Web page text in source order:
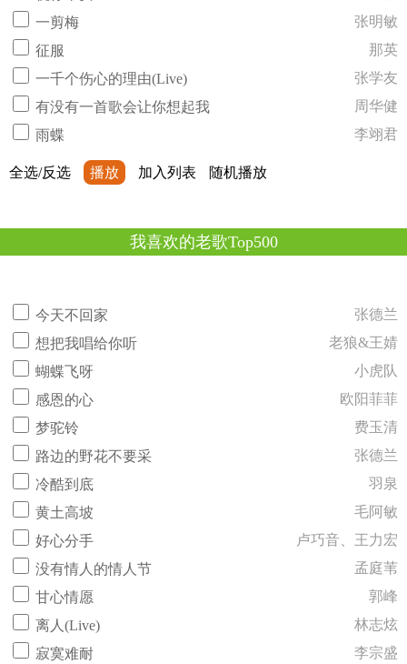
一剪梅
张明敏
征服
那英
一千个伤心的理由(Live)
张学友
有没有一首歌会让你想起我
周华健
雨蝶
李翊君
全选/反选 播放 加入列表 随机播放
我喜欢的老歌Top500
今天不回家
张德兰
想把我唱给你听
老狼&王婧
蝴蝶飞呀
小虎队
感恩的心
欧阳菲菲
梦驼铃
费玉清
路边的野花不要采
张德兰
冷酷到底
羽泉
黄土高坡
毛阿敏
好心分手
卢巧音、王力宏
没有情人的情人节
孟庭苇
甘心情愿
郭峰
离人(Live)
林志炫
寂寞难耐
李宗盛